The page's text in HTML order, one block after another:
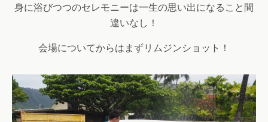
身に浴びつつのセレモニーは一生の思い出になること間
違いなし！
会場についてからはまずリムジンショット！